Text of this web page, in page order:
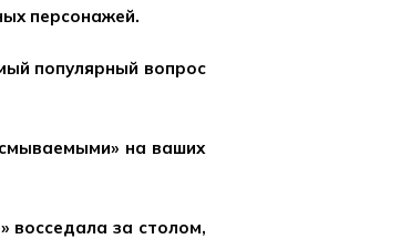
персонажей.
популярный вопрос
на ваших
восседала за столом,